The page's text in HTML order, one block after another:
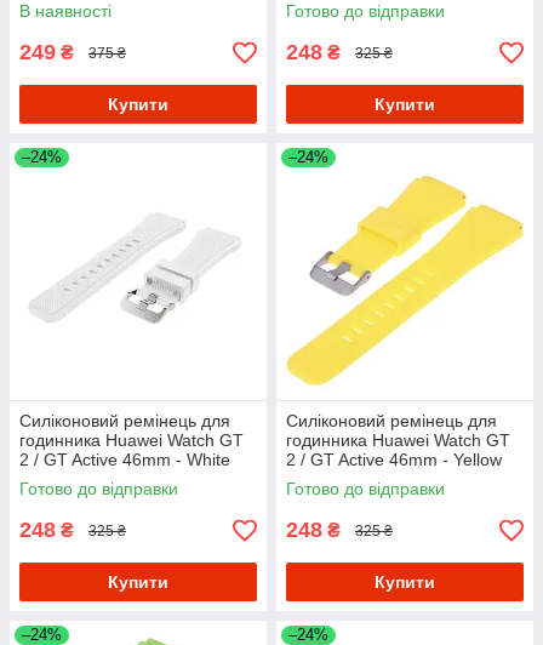
В наявності
249 ₴ 375 ₴
Купити
Готово до відправки
248 ₴ 325 ₴
Купити
–24%
Силіконовий ремінець для
годинника Huawei Watch GT
2 / GT Active 46mm - White
Готово до відправки
248 ₴ 325 ₴
Купити
–24%
Силіконовий ремінець для
годинника Huawei Watch GT
2 / GT Active 46mm - Yellow
Готово до відправки
248 ₴ 325 ₴
Купити
–24% –24%